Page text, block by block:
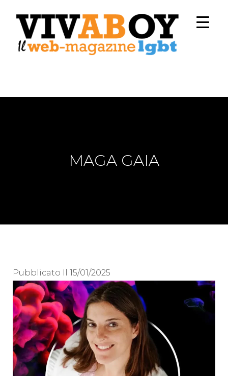
MAGA GAIA
Pubblicato Il 15/01/2025